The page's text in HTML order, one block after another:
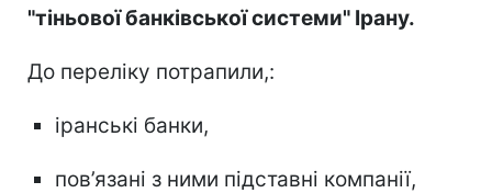
"тіньової банківської системи" Ірану.
До переліку потрапили,:
іранські банки,
пов’язані з ними підставні компанії,